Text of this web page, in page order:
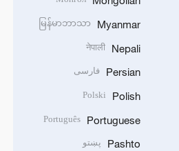
Myanmar
မြန်မာဘာသာ
Nepali
नेपाली
Persian فارسی
Polish
Polski
Portuguese
Português
Pashto پښتو